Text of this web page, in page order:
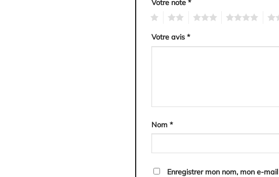
Votre note *
Votre avis *
Nom *
Enregistrer mon nom, mon e-